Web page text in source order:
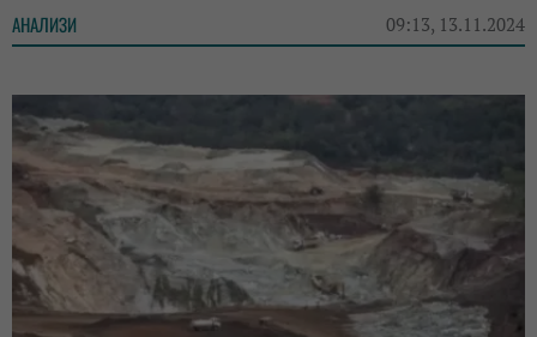
АНАЛИЗИ 09:13, 13.11.2024